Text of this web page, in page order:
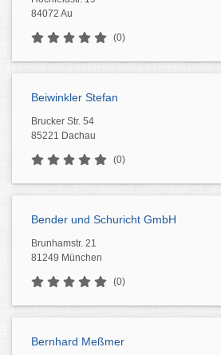
84072 Au
(0)
Beiwinkler Stefan
Brucker Str. 54
85221 Dachau
(0)
Bender und Schuricht GmbH
Brunhamstr. 21
81249 München
(0)
Bernhard Meßmer